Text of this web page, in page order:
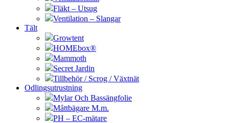
Fläkt – Utsug
Ventilation – Slangar
Tält
Growtent
HOMEbox®
Mammoth
Secret Jardin
Tillbehör / Scrog / Växtnät
Odlingsutrustning
Mylar Och Bassängfolie
Måttbägare M.m.
PH – EC-mätare